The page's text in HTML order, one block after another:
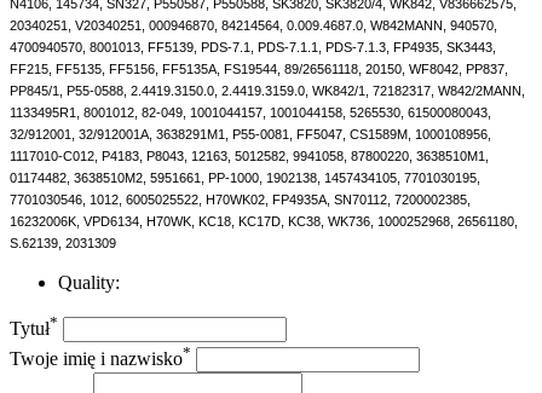
N4106, 145734, SN327, P550587, P550588, SK3820, SK3820/4, WK842, V836662575,
20340251, V20340251, 000946870, 84214564, 0.009.4687.0, W842MANN, 940570,
4700940570, 8001013, FF5139, PDS-7.1, PDS-7.1.1, PDS-7.1.3, FP4935, SK3443,
FF215, FF5135, FF5156, FF5135A, FS19544, 89/26561118, 20150, WF8042, PP837,
PP845/1, P55-0588, 2.4419.3150.0, 2.4419.3159.0, WK842/1, 72182317, W842/2MANN,
1133495R1, 8001012, 82-049, 1001044157, 1001044158, 5265530, 61500080043,
32/912001, 32/912001A, 3638291M1, P55-0081, FF5047, CS1589M, 1000108956,
1117010-C012, P4183, P8043, 12163, 5012582, 9941058, 87800220, 3638510M1,
01174482, 3638510M2, 5951661, PP-1000, 1902138, 1457434105, 7701030195,
7701030546, 1012, 6005025522, H70WK02, FP4935A, SN70112, 7200002385,
16232006K, VPD6134, H70WK, KC18, KC17D, KC38, WK736, 1000252968, 26561180,
S.62139, 2031309
Quality:
Tytuł*
Twoje imię i nazwisko*